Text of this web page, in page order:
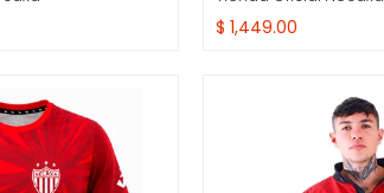
$ 1,449.00